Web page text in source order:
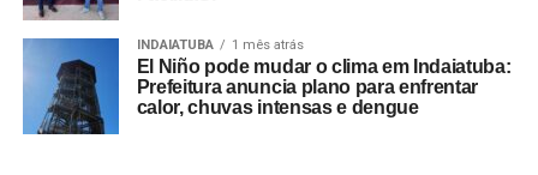
INDAIATUBA 1 mês atrás
El Niño pode mudar o clima em Indaiatuba:
Prefeitura anuncia plano para enfrentar
calor, chuvas intensas e dengue